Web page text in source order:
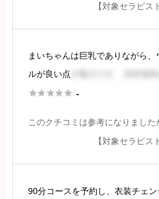
オートロックを押すと、無言で
ら部屋に入りました。スタッ
続きを見るには会
【対象セラピス
まいちゃんは巨乳でありながら
ルが良い点
残念に感じましたが、会話が進む
その後、ビッカプラスに巨乳の
を得てま
 -
このクチコミは参考になりました
【対象セラピス
90分コースを予約し、衣装チェ